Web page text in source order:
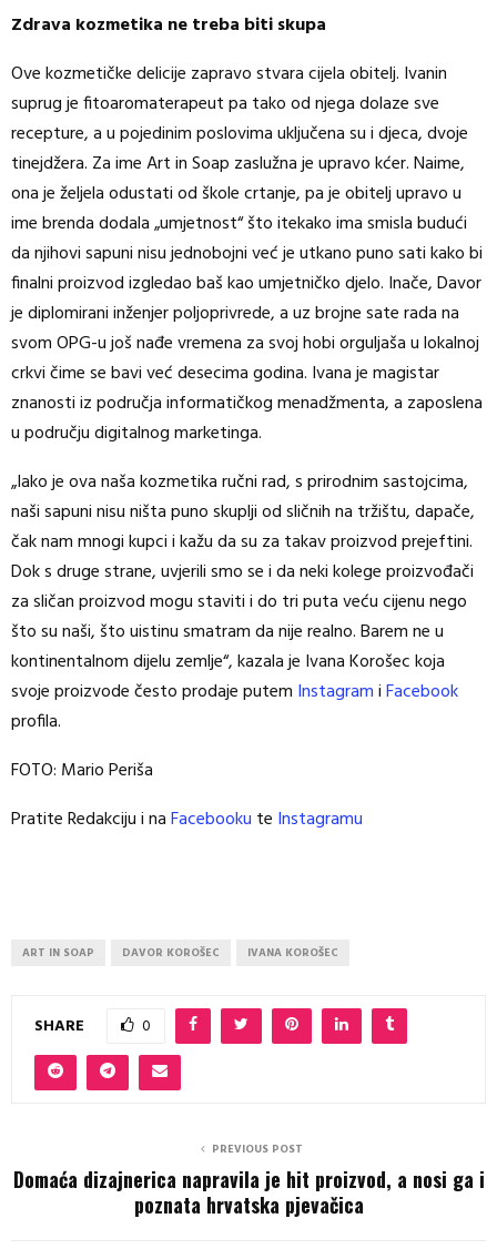
Zdrava kozmetika ne treba biti skupa
Ove kozmetičke delicije zapravo stvara cijela obitelj. Ivanin
suprug je fitoaromaterapeut pa tako od njega dolaze sve
recepture, a u pojedinim poslovima uključena su i djeca, dvoje
tinejdžera. Za ime Art in Soap zaslužna je upravo kćer. Naime,
ona je željela odustati od škole crtanje, pa je obitelj upravo u
ime brenda dodala „umjetnost“ što itekako ima smisla budući
da njihovi sapuni nisu jednobojni već je utkano puno sati kako bi
finalni proizvod izgledao baš kao umjetničko djelo. Inače, Davor
je diplomirani inženjer poljoprivrede, a uz brojne sate rada na
svom OPG-u još nađe vremena za svoj hobi orguljaša u lokalnoj
crkvi čime se bavi već desecima godina. Ivana je magistar
znanosti iz područja informatičkog menadžmenta, a zaposlena
u području digitalnog marketinga.
„Iako je ova naša kozmetika ručni rad, s prirodnim sastojcima,
naši sapuni nisu ništa puno skuplji od sličnih na tržištu, dapače,
čak nam mnogi kupci i kažu da su za takav proizvod prejeftini.
Dok s druge strane, uvjerili smo se i da neki kolege proizvođači
za sličan proizvod mogu staviti i do tri puta veću cijenu nego
što su naši, što uistinu smatram da nije realno. Barem ne u
kontinentalnom dijelu zemlje“, kazala je Ivana Korošec koja
svoje proizvode često prodaje putem InstagramiFacebook
profila.
FOTO: Mario Periša
Pratite Redakciju i naFacebooku te Instagramu
ART IN SOAP DAVOR KOROŠEC IVANA KOROŠEC
SHARE 0
PREVIOUS POST
Domaća dizajnerica napravila je hit proizvod, a nosi ga i
poznata hrvatska pjevačica